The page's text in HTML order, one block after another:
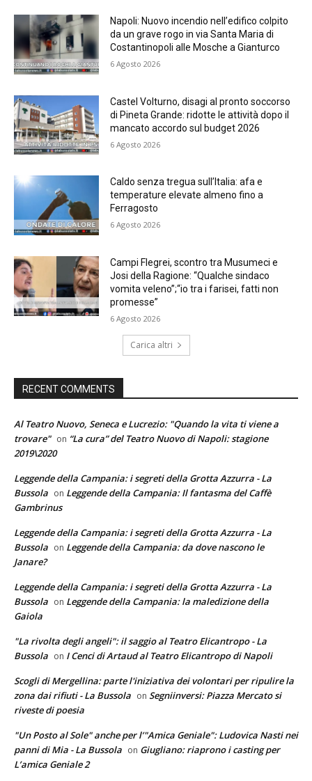
Napoli: Nuovo incendio nell’edifico colpito
da un grave rogo in via Santa Maria di
Costantinopoli alle Mosche a Gianturco
6 Agosto 2026
Castel Volturno, disagi al pronto soccorso
di Pineta Grande: ridotte le attività dopo il
mancato accordo sul budget 2026
6 Agosto 2026
Caldo senza tregua sull’Italia: afa e
temperature elevate almeno fino a
Ferragosto
6 Agosto 2026
Campi Flegrei, scontro tra Musumeci e
Josi della Ragione: “Qualche sindaco
vomita veleno”;“io tra i farisei, fatti non
promesse”
6 Agosto 2026
Carica altri
RECENT COMMENTS
Al Teatro Nuovo, Seneca e Lucrezio: "Quando la vita ti viene a
trovare" on “La cura” del Teatro Nuovo di Napoli: stagione
2019\2020
Leggende della Campania: i segreti della Grotta Azzurra - La
Bussola on Leggende della Campania: Il fantasma del Caffè
Gambrinus
Leggende della Campania: i segreti della Grotta Azzurra - La
Bussola on Leggende della Campania: da dove nascono le
Janare?
Leggende della Campania: i segreti della Grotta Azzurra - La
Bussola on Leggende della Campania: la maledizione della
Gaiola
"La rivolta degli angeli": il saggio al Teatro Elicantropo - La
Bussola on I Cenci di Artaud al Teatro Elicantropo di Napoli
Scogli di Mergellina: parte l'iniziativa dei volontari per ripulire la
zona dai rifiuti - La Bussola on Segniinversi: Piazza Mercato si
riveste di poesia
"Un Posto al Sole" anche per l’"Amica Geniale": Ludovica Nasti nei
panni di Mia - La Bussola on Giugliano: riaprono i casting per
L’amica Geniale 2